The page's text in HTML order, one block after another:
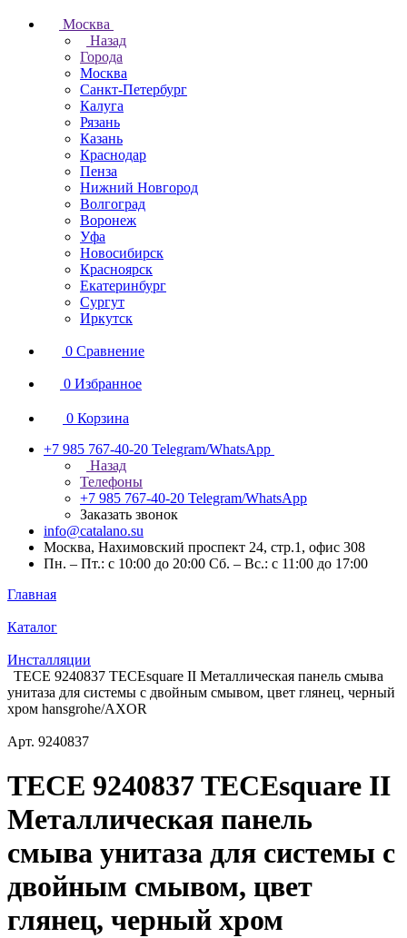
Москва
Назад
Города
Москва
Санкт-Петербург
Калуга
Рязань
Казань
Краснодар
Пенза
Нижний Новгород
Волгоград
Воронеж
Уфа
Новосибирск
Красноярск
Екатеринбург
Сургут
Иркутск
0 Сравнение
0 Избранное
0 Корзина
+7 985 767-40-20 Telegram/WhatsApp
Назад
Телефоны
+7 985 767-40-20 Telegram/WhatsApp
Заказать звонок
info@catalano.su
Москва, Нахимовский проспект 24, стр.1, офис 308
Пн. – Пт.: с 10:00 до 20:00 Сб. – Вс.: с 11:00 до 17:00
Главная
Каталог
Инсталляции
TECE 9240837 TECEsquare II Металлическая панель смыва
унитаза для системы с двойным смывом, цвет глянец, черный
хром hansgrohe/AXOR
Арт. 9240837
TECE 9240837 TECEsquare II
Металлическая панель
смыва унитаза для системы с
двойным смывом, цвет
глянец, черный хром